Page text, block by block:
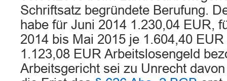
Schriftsatz begründete Berufung.
habe für Juni 2014 1.230,04 EUR,
2014 bis Mai 2015 je 1.604,40
1.123,08 EUR Arbeitslosengeld
Arbeitsgericht sei zu Unrecht